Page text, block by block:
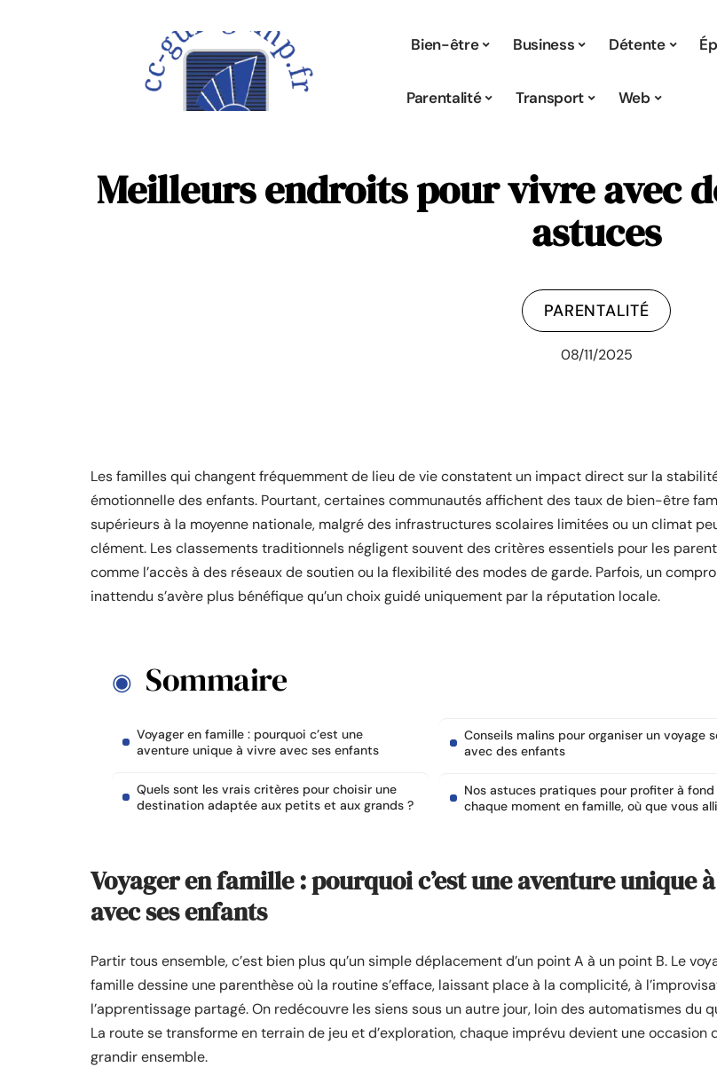
Bien-être Business Détente
Parentalité Transport Web
Meilleurs endroits pour vivre avec
astuces
PARENTALITÉ
08/11/2025
Les familles qui changent fréquemment de lieu de vie constatent un impact direct sur la
émotionnelle des enfants. Pourtant, certaines communautés affichent des taux de bien-être
supérieurs à la moyenne nationale, malgré des infrastructures scolaires limitées ou un climat
clément. Les classements traditionnels négligent souvent des critères essentiels pour les
comme l’accès à des réseaux de soutien ou la flexibilité des modes de garde. Parfois, un
inattendu s’avère plus bénéfique qu’un choix guidé uniquement par la réputation locale.
Sommaire
Voyager en famille : pourquoi c’est une
aventure unique à vivre avec ses enfants
Quels sont les vrais critères pour choisir une
destination adaptée aux petits et aux grands ?
Conseils malins pour organiser un voyage
avec des enfants
Nos astuces pratiques pour profiter à
chaque moment en famille, où que vous
Voyager en famille : pourquoi c’est une aventure unique
avec ses enfants
Partir tous ensemble, c’est bien plus qu’un simple déplacement d’un point A à un point B. Le
famille dessine une parenthèse où la routine s’efface, laissant place à la complicité, à
l’apprentissage partagé. On redécouvre les siens sous un autre jour, loin des automatismes du
La route se transforme en terrain de jeu et d’exploration, chaque imprévu devient une occasion
grandir ensemble.